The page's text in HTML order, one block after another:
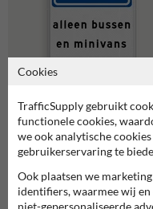
Parkeerbord voor bussen en
wegsleepregeling
Cookies
TrafficSupply gebruikt
functionele cookies,
we ook analytische
gebruikerservaring te
Ook plaatsen we
identifiers, waarmee wij
niet-gepersonaliseerde